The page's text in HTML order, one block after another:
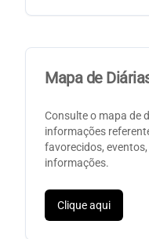
Mapa de
Consulte o mapa de
informações
favorecidos,
informações.
Clique aqui